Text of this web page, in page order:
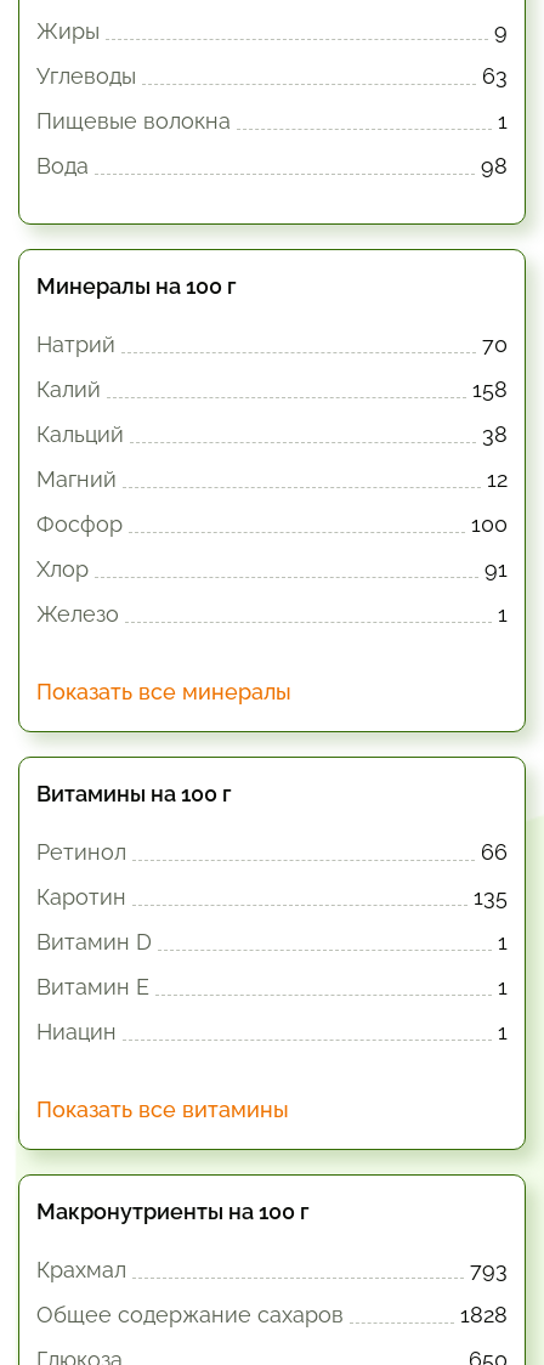
Жиры
9
Углеводы
63
Пищевые волокна
1
Вода
98
Минералы на 100 г
Натрий
70
Калий
158
Кальций
38
Магний
12
Фосфор
100
Хлор
91
Железо
1
Показать все минералы
Витамины на 100 г
Ретинол
66
Каротин
135
Витамин D
1
Витамин E
1
Ниацин
1
Показать все витамины
Макронутриенты на 100 г
Крахмал
793
Общее содержание сахаров
1828
Глюкоза
650